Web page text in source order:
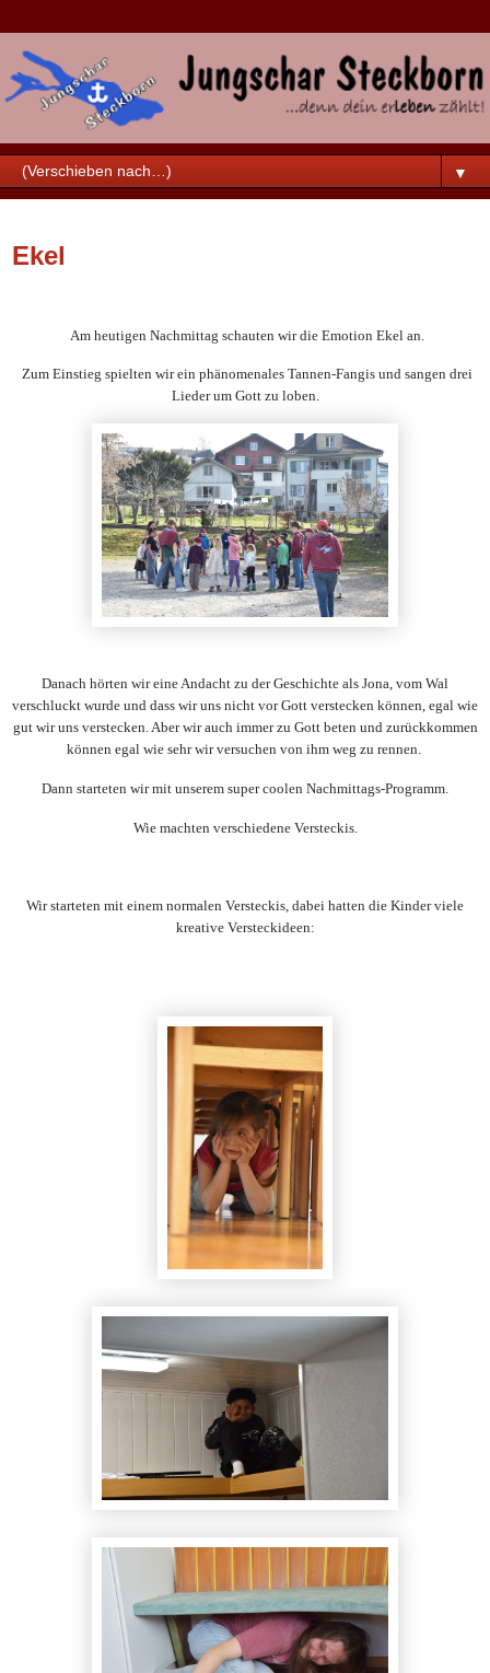
▼
Ekel
Am heutigen Nachmittag schauten wir die Emotion Ekel an.
Zum Einstieg spielten wir ein phänomenales Tannen-Fangis und sangen drei
Lieder um Gott zu loben.
Danach hörten wir eine Andacht zu der Geschichte als Jona, vom Wal
verschluckt wurde und dass wir uns nicht vor Gott verstecken können, egal wie
gut wir uns verstecken. Aber wir auch immer zu Gott beten und zurückkommen
können egal wie sehr wir versuchen von ihm weg zu rennen.
Dann starteten wir mit unserem super coolen Nachmittags-Programm.
Wie machten verschiedene Versteckis.
Wir starteten mit einem normalen Versteckis, dabei hatten die Kinder viele
kreative Versteckideen: